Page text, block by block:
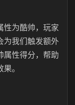
性为酷帅，玩家
为我们触发额外
属性得分，帮助
。